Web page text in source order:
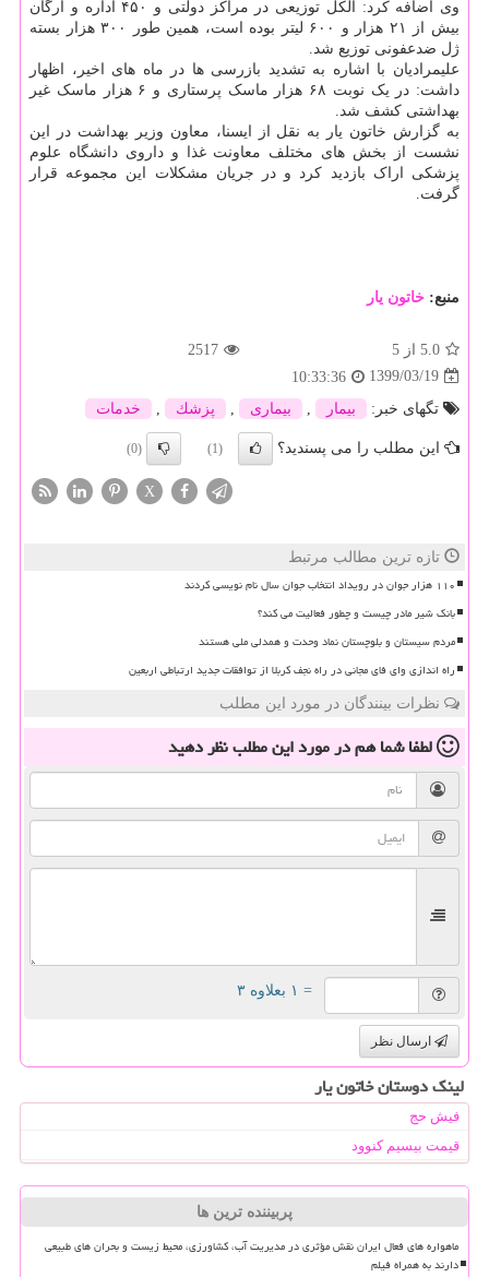
وی اضافه کرد: الکل توزیعی در مراکز دولتی و ۴۵۰ اداره و ارگان
بیش از ۲۱ هزار و ۶۰۰ لیتر بوده است، همین طور ۳۰۰ هزار بسته
ژل ضدعفونی توزیع شد.
علیمرادیان با اشاره به تشدید بازرسی ها در ماه های اخیر، اظهار
داشت: در یک نوبت ۶۸ هزار ماسک پرستاری و ۶ هزار ماسک غیر
بهداشتی کشف شد.
به گزارش خاتون یار به نقل از ایسنا، معاون وزیر بهداشت در این
نشست از بخش های مختلف معاونت غذا و داروی دانشگاه علوم
پزشکی اراک بازدید کرد و در جریان مشکلات این مجموعه قرار
گرفت.
منبع: خاتون یار
5.0 از 5
2517
1399/03/19
10:33:36
تگهای خبر:
بیمار بیماری پزشك خدمات
این مطلب را می پسندید؟ (1)
(0)
X
تازه ترین مطالب مرتبط
۱۱۰ هزار جوان در رویداد انتخاب جوان سال نام نویسی کردند
بانک شیر مادر چیست و چطور فعالیت می کند؟
مردم سیستان و بلوچستان نماد وحدت و همدلی ملی هستند
راه اندازی وای فای مجانی در راه نجف کربلا از توافقات جدید ارتباطی اربعین
نظرات بینندگان در مورد این مطلب
لطفا شما همدر مورد این مطلبنظر دهید
= ۱ بعلاوه ۳
ارسال نظر
لینک دوستان خاتون یار
فیش حج
قیمت بیسیم کنوود
پربیننده ترین ها
ماهواره های فعال ایران نقش مؤثری در مدیریت آب، کشاورزی، محیط زیست و بحران های طبیعی
دارند به همراه فیلم